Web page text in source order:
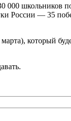
000 школьников
России — 35
который